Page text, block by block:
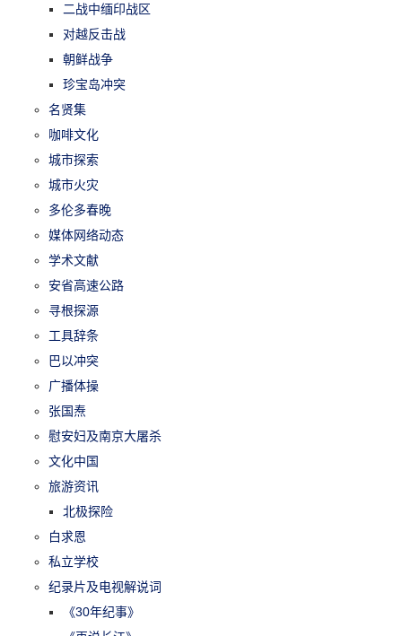
二战中缅印战区
对越反击战
朝鲜战争
珍宝岛冲突
名贤集
咖啡文化
城市探索
城市火灾
多伦多春晚
媒体网络动态
学术文献
安省高速公路
寻根探源
工具辞条
巴以冲突
广播体操
张国焘
慰安妇及南京大屠杀
文化中国
旅游资讯
北极探险
白求恩
私立学校
纪录片及电视解说词
《30年纪事》